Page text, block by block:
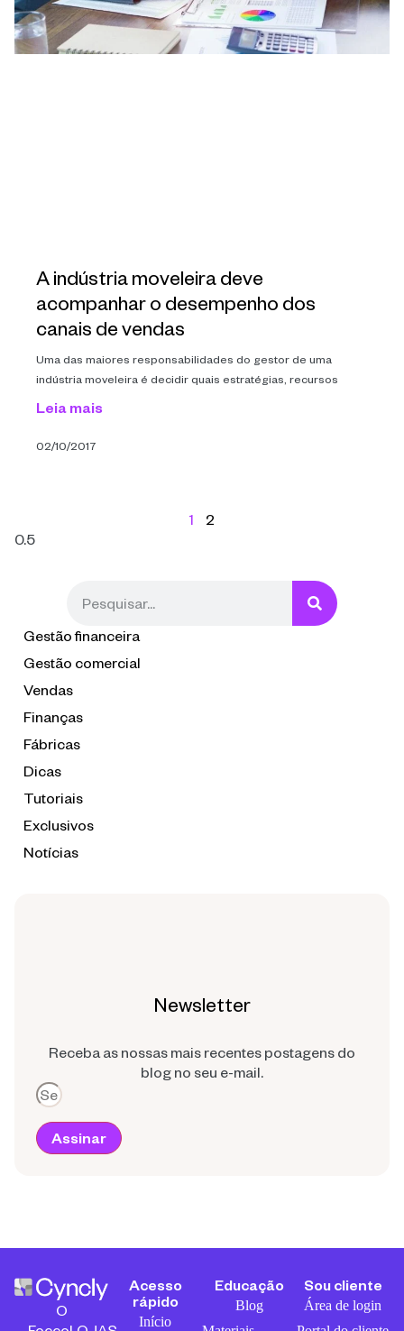
A indústria moveleira deve
acompanhar o desempenho dos
canais de vendas
Uma das maiores responsabilidades do gestor de uma
indústria moveleira é decidir quais estratégias, recursos
Leia mais
02/10/2017
1 2
Gestão financeira
Gestão comercial
Vendas
Finanças
Fábricas
Dicas
Tutoriais
Exclusivos
Notícias
Newsletter
Receba as nossas mais recentes postagens do
blog no seu e-mail.
Assinar
O
Acesso
rápido
Início
Educação
Blog
Sou cliente
Área de login